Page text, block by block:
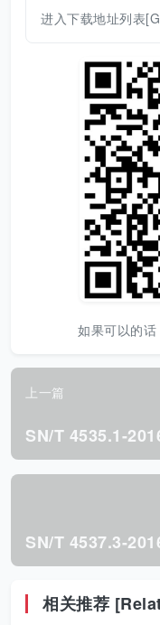
进入下载地址列表
如果可以的话
上一篇
相关推荐